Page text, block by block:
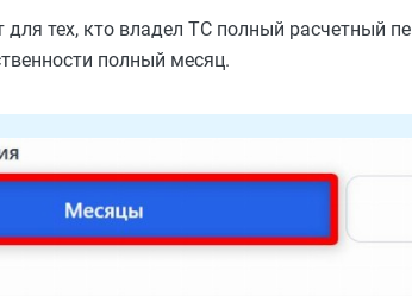
тех, кто владел ТС полный расчетный
полный месяц.